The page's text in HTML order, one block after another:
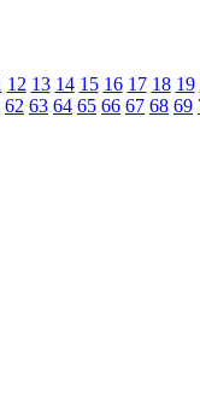
12 13 14 15 16 17 18 19
62 63 64 65 66 67 68 69